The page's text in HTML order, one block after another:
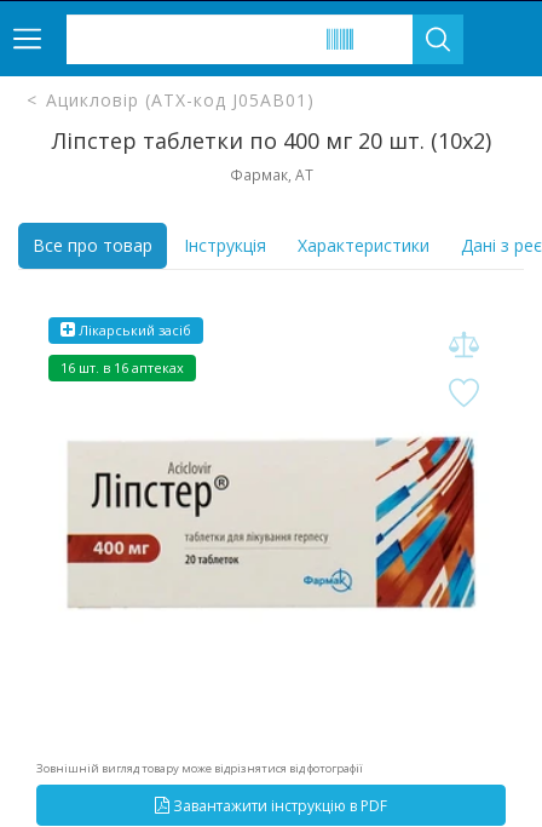
Ацикловір (ATX-код J05AB01)
Ліпстер таблетки по 400 мг 20 шт. (10х2)
Фармак, АТ
Все про товар Інструкція Характеристики Дані з
Лікарський засіб
16 шт. в 16 аптеках
Зовнішній вигляд товару може відрізнятися від фотографії
Завантажити інструкцію в PDF